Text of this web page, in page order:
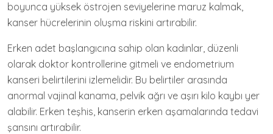
boyunca yüksek östrojen seviyelerine maruz kalmak,
kanser hücrelerinin oluşma riskini artırabilir.
Erken adet başlangıcına sahip olan kadınlar, düzenli
olarak doktor kontrollerine gitmeli ve endometrium
kanseri belirtilerini izlemelidir. Bu belirtiler arasında
anormal vajinal kanama, pelvik ağrı ve aşırı kilo kaybı yer
alabilir. Erken teşhis, kanserin erken aşamalarında tedavi
şansını artırabilir.